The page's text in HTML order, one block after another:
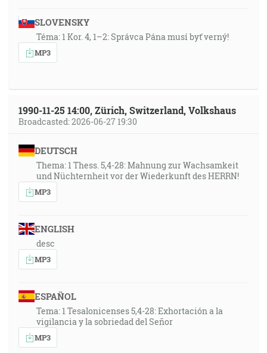
SLOVENSKY
Téma: 1 Kor. 4, 1–2: Správca Pána musí byť verný!
MP3
1990-11-25 14:00, Zürich, Switzerland, Volkshaus
Broadcasted: 2026-06-27 19:30
DEUTSCH
Thema: 1 Thess. 5,4-28: Mahnung zur Wachsamkeit
und Nüchternheit vor der Wiederkunft des HERRN!
MP3
ENGLISH
desc
MP3
ESPAÑOL
Tema: 1 Tesalonicenses 5,4-28: Exhortación a la
vigilancia y la sobriedad del Señor
MP3